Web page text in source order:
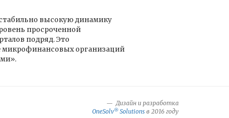
высокую динамику
просроченной
подряд. Это
микрофинансовых организаций
Дизайн и разработка
OneSolv® Solutions в 2016 году